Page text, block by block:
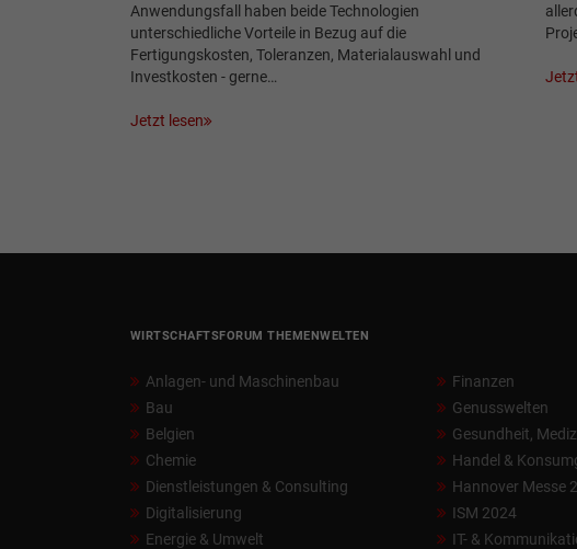
Anwendungsfall haben beide Technologien
unterschiedliche Vorteile in Bezug auf die
Fertigungskosten, Toleranzen, Materialauswahl und
Investkosten - gerne…
Jetzt lesen
WIRTSCHAFTSFORUM THEMENWELTEN
Anlagen- und Maschinenbau
Bau
Belgien
Chemie
Dienstleistungen & Consulting
Digitalisierung
Energie & Umwelt
Finanzen
Genusswelten
Gesundheit,
Handel &
Hannover Messe
ISM 2024
IT- &